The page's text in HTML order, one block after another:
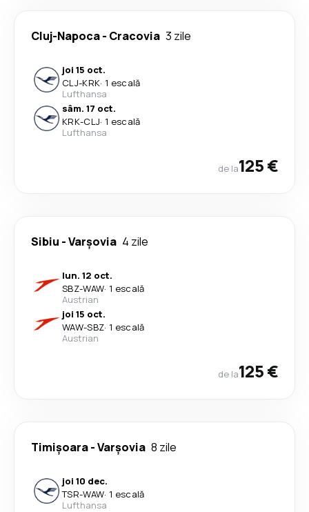
Cluj-Napoca- Cracovia 3 zile
joi 15 oct.
CLJ-KRK· 1 escală
Lufthansa
sâm. 17 oct.
KRK-CLJ· 1 escală
Lufthansa
de la125 €
Sibiu -Varşovia 4 zile
lun. 12 oct.
SBZ-WAW· 1 escală
Austrian
joi 15 oct.
WAW-SBZ· 1 escală
Austrian
de la125 €
Timișoara-Varşovia 8 zile
joi 10 dec.
TSR-WAW· 1 escală
Lufthansa